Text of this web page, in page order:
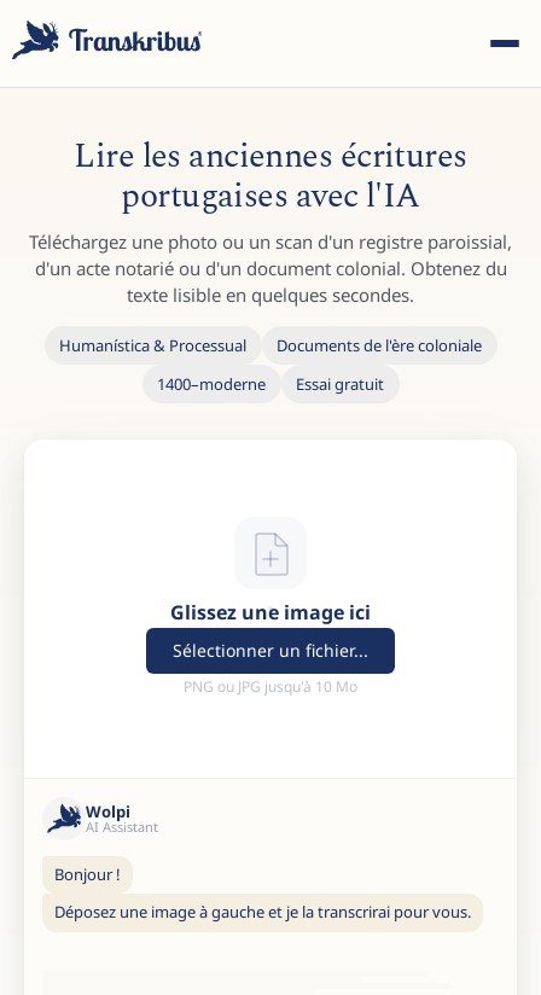
ESC
sites et articles de blog...
Lire les anciennes écritures
portugaises avec l'IA
Téléchargez une photo ou un scan d'un registre paroissial,
d'un acte notarié ou d'un document colonial. Obtenez du
texte lisible en quelques secondes.
Humanística & Processual
Documents de l'ère coloniale
1400–moderne
Essai gratuit
Glissez une image ici
Sélectionner un fichier...
PNG ou JPG jusqu'à 10 Mo
Wolpi
AI Assistant
Bonjour !
Déposez une image à gauche et je la transcrirai pour vous.